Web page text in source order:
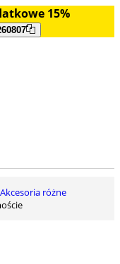
15%
Akcesoria różne